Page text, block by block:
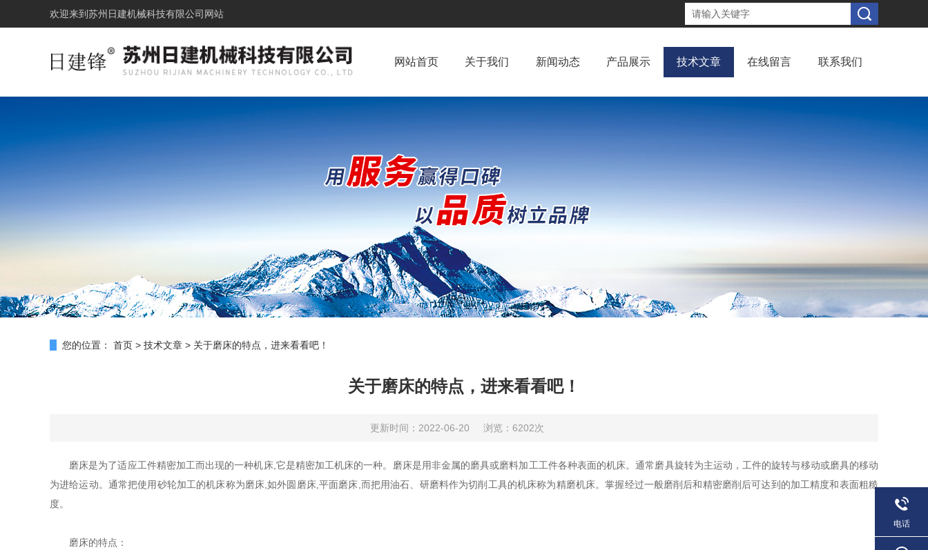
欢迎来到 苏州日建机械科技有限公司网站
网站首页 关于我们 新闻动态 产品展示 技术文章 在线留言 联系我们
您的位置： 首页 > 技术文章 > 关于磨床的特点，进来看看吧！
关于磨床的特点，进来看看吧！
更新时间：2022-06-20 浏览：6202次
磨床是为了适应工件精密加工而出现的一种机床,它是精密加工机床的一种。磨床是用非金属的磨具或磨料加工工件各种表面的机床。通常磨具旋转为主运动，工件的旋转与移动或磨具的移动
为进给运动。通常把使用砂轮加工的机床称为磨床,如外圆磨床,平面磨床,而把用油石、研磨料作为切削工具的机床称为精磨机床。掌握经过一般磨削后和精密磨削后可达到的加工精度和表面粗糙
度。
磨床的特点：
电话